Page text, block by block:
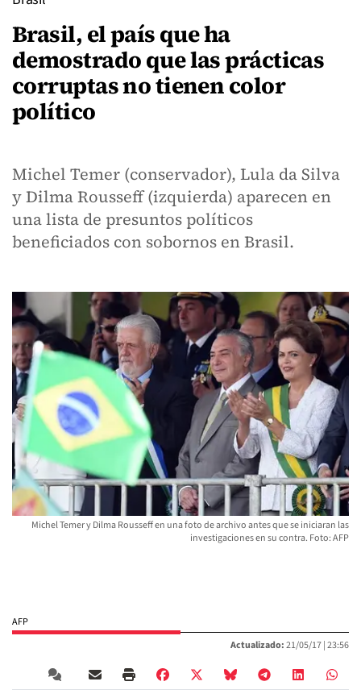
Brasil, el país que ha
demostrado que las prácticas
corruptas no tienen color
político
Michel Temer (conservador), Lula da Silva
y Dilma Rousseff (izquierda) aparecen en
una lista de presuntos políticos
beneficiados con sobornos en Brasil.
Michel Temer y Dilma Rousseff en una foto de archivo antes que se iniciaran las
investigaciones en su contra. Foto: AFP
AFP
Actualizado:21/05/17 |23:56